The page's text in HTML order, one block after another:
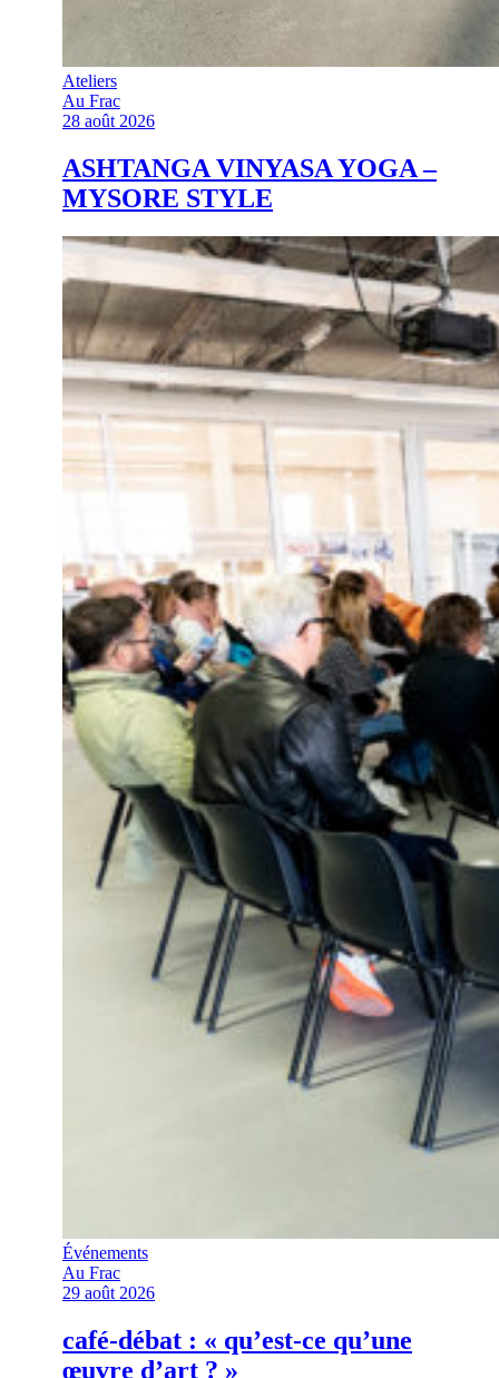
Ateliers
Au Frac
28 août 2026
ASHTANGA VINYASA YOGA –
MYSORE STYLE
Événements
Au Frac
29 août 2026
café-débat : « qu’est-ce qu’une
œuvre d’art ? »